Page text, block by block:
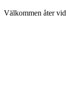
Välkommen åter